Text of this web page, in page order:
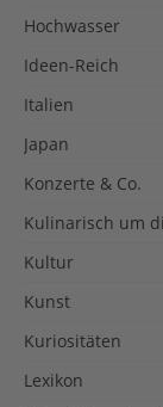
Hochwasser
Ideen-Reich
Italien
Japan
Konzerte & Co.
Kulinarisch um
Kultur
Kunst
Kuriositäten
Lexikon